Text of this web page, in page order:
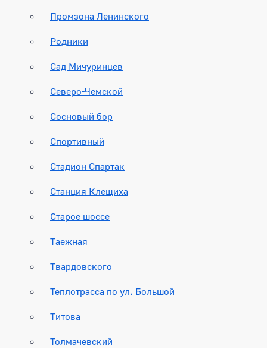
Промзона Ленинского
Родники
Сад Мичуринцев
Северо-Чемской
Сосновый бор
Спортивный
Стадион Спартак
Станция Клещиха
Старое шоссе
Таежная
Твардовского
Теплотрасса по ул. Большой
Титова
Толмачевский